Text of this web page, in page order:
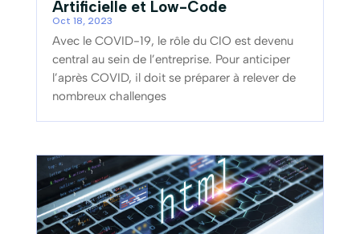
Artificielle et Low-Code
Oct 18, 2023
Avec le COVID-19, le rôle du CIO est devenu
central au sein de l’entreprise. Pour anticiper
l’après COVID, il doit se préparer à relever de
nombreux challenges